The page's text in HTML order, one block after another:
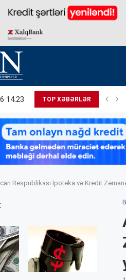
14:23 TOP XƏBƏRLƏR
Respublikası İpoteka və Kredit